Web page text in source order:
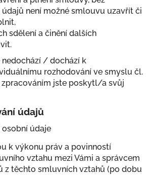
není možné smlouvu uzavřít či
sdělení a činění dalších
nedochází / dochází k
rozhodování ve smyslu čl.
zpracováním jste poskytl/a svůj
údajů
osobní údaje
k výkonu práv a povinností
vztahu mezi Vámi a správcem
z těchto smluvních vztahů (po dobu